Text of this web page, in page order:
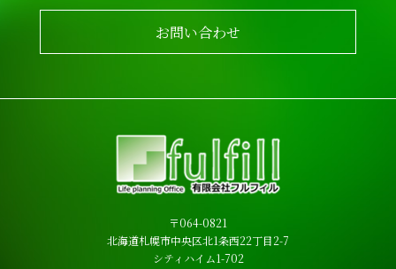
お問い合わせ
〒064-0821
北海道札幌市中央区北1条西22丁目2-7
シティハイム1-702